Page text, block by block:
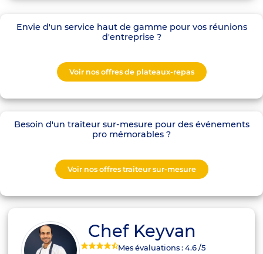
Envie d'un service haut de gamme pour vos réunions
d'entreprise ?
Voir nos offres de plateaux-repas
Besoin d'un traiteur sur-mesure pour des événements
pro mémorables ?
Voir nos offres traiteur sur-mesure
Chef Keyvan
Mes évaluations :4.6/5